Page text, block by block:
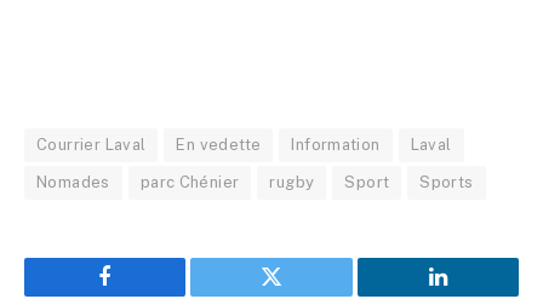
Courrier Laval En vedette Information Laval
Nomades parc Chénier rugby Sport Sports